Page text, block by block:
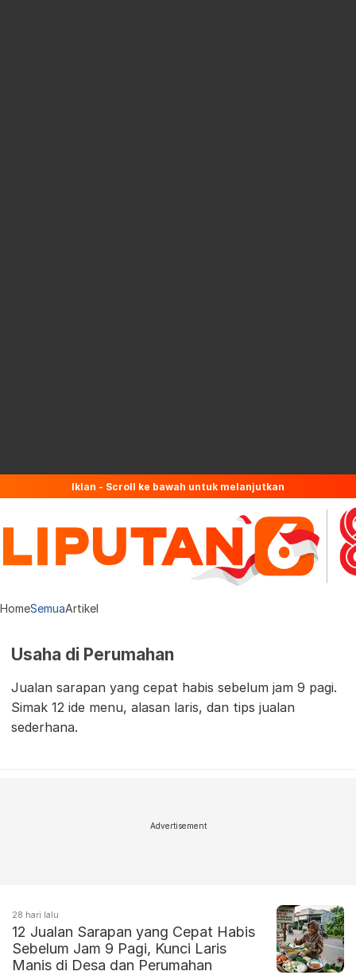
Iklan - Scroll ke bawah untuk melanjutkan
HomeSemuaArtikel
Usaha di Perumahan
Jualan sarapan yang cepat habis sebelum jam 9 pagi.
Simak 12 ide menu, alasan laris, dan tips jualan
sederhana.
Advertisement
28 hari lalu
12 Jualan Sarapan yang Cepat Habis
Sebelum Jam 9 Pagi, Kunci Laris
Manis di Desa dan Perumahan